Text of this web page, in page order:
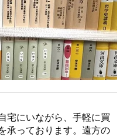
宅にいながら、手軽に買
承っております。遠方の